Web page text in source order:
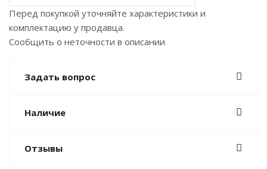
Перед покупкой уточняйте характеристики и
комплектацию у продавца.
Сообщить о неточности в описании
Задать вопрос
Наличие
Отзывы